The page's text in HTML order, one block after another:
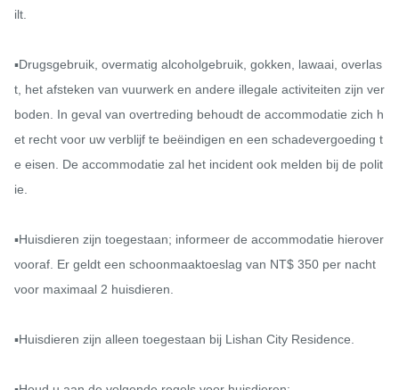
ilt.
▪️Drugsgebruik, overmatig alcoholgebruik, gokken, lawaai, overlas
t, het afsteken van vuurwerk en andere illegale activiteiten zijn ver
boden. In geval van overtreding behoudt de accommodatie zich h
et recht voor uw verblijf te beëindigen en een schadevergoeding t
e eisen. De accommodatie zal het incident ook melden bij de polit
ie.
▪️Huisdieren zijn toegestaan; informeer de accommodatie hierover
vooraf. Er geldt een schoonmaaktoeslag van NT$ 350 per nacht
voor maximaal 2 huisdieren.
▪️Huisdieren zijn alleen toegestaan ​​bij Lishan City Residence.